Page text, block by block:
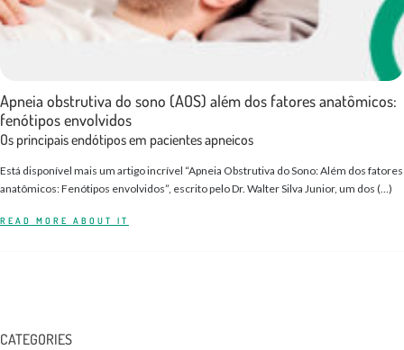
Apneia obstrutiva do sono (AOS) além dos fatores anatômicos:
fenótipos envolvidos
Os principais endótipos em pacientes apneicos
Está disponível mais um artigo incrível “Apneia Obstrutiva do Sono: Além dos fatores
anatômicos: Fenótipos envolvidos”, escrito pelo Dr. Walter Silva Junior, um dos (…)
READ MORE ABOUT IT
CATEGORIES